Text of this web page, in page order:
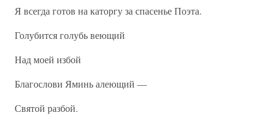
Я всегда готов на каторгу за спасенье Поэта.
Голубится голубь веющий
Над моей избой
Благослови Яминь алеющий —
Святой разбой.